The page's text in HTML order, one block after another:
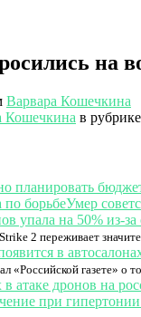
на
Варвара Кошечкина
Кошечкина в рубрике
Умер
2 переживает
газете» о